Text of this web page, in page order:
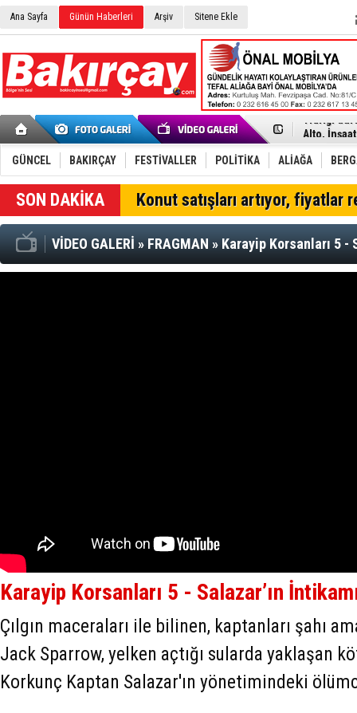
Ana Sayfa Günün Haberleri Arşiv Sitene Ekle
Menemen
Furkan
Chp
AK Parti
SOCAR
Alto,
Aliağa'daki
Chp
Dikili'de
Aliağa-
GÜNCEL BAKIRÇAY FESTİVALLER POLİTİKA ALİAĞA
Konut satışları artıyor, fiyatlar
VİDEO GALERİ » FRAGMAN » Karayip Korsanları 5 -
Karayip Korsanları 5 - Salazar’ın
Çılgın maceraları ile bilinen, kaptanları şahı
Jack Sparrow, yelken açtığı sularda yaklaşan
Korkunç Kaptan Salazar'ın yönetimindeki